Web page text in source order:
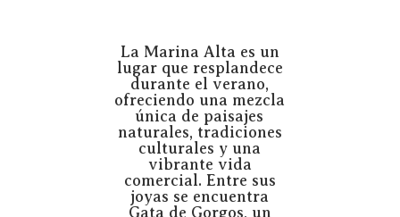
La Marina Alta es un
lugar que resplandece
durante el verano,
ofreciendo una mezcla
única de paisajes
naturales, tradiciones
culturales y una
vibrante vida
comercial. Entre sus
joyas se encuentra
Gata de Gorgos, un